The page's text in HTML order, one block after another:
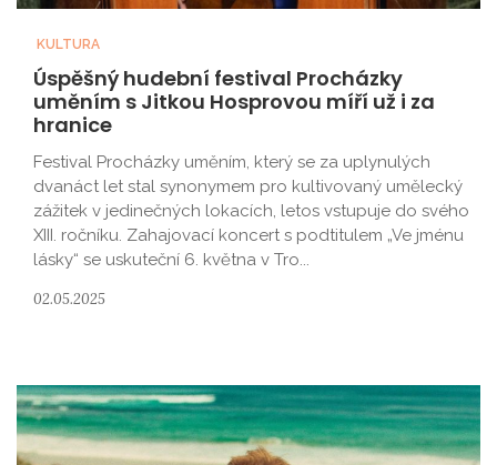
KULTURA
Úspěšný hudební festival Procházky
uměním s Jitkou Hosprovou míří už i za
hranice
Festival Procházky uměním, který se za uplynulých
dvanáct let stal synonymem pro kultivovaný umělecký
zážitek v jedinečných lokacích, letos vstupuje do svého
XIII. ročníku. Zahajovací koncert s podtitulem „Ve jménu
lásky“ se uskuteční 6. května v Tro...
02.05.2025